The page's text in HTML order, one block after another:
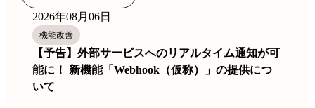
2026年08月06日
機能改善
【予告】外部サービスへのリアルタイム通知が可
能に！ 新機能「Webhook（仮称）」の提供につ
いて